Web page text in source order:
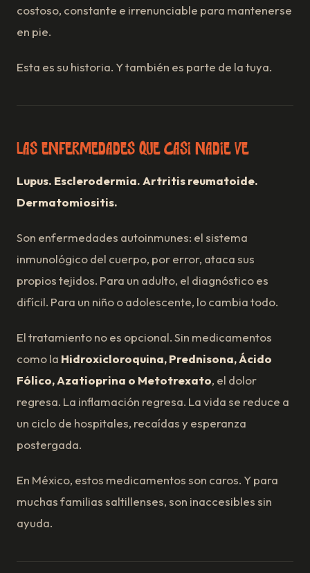
costoso, constante e irrenunciable para mantenerse
en pie.
Esta es su historia. Y también es parte de la tuya.
Las enfermedades que casi nadie ve
Lupus. Esclerodermia. Artritis reumatoide.
Dermatomiositis.
Son enfermedades autoinmunes: el sistema
inmunológico del cuerpo, por error, ataca sus
propios tejidos. Para un adulto, el diagnóstico es
difícil. Para un niño o adolescente, lo cambia todo.
El tratamiento no es opcional. Sin medicamentos
como la Hidroxicloroquina, Prednisona, Ácido
Fólico, Azatioprina o Metotrexato, el dolor
regresa. La inflamación regresa. La vida se reduce a
un ciclo de hospitales, recaídas y esperanza
postergada.
En México, estos medicamentos son caros. Y para
muchas familias saltillenses, son inaccesibles sin
ayuda.